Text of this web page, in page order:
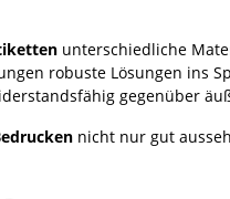
unterschiedliche
robuste Lösungen ins
gegenüber
nicht nur gut